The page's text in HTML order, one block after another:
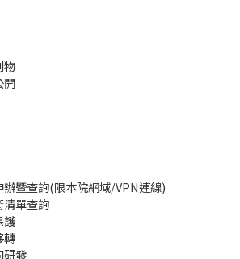
物
開
辦暨查詢(限本院網域/VPN連線)
清單查詢
護
轉
研發